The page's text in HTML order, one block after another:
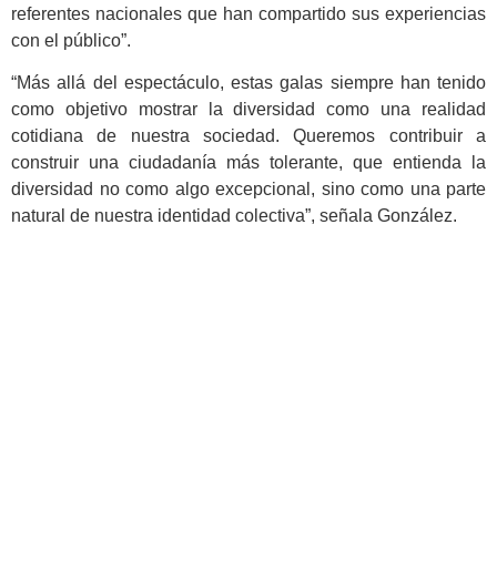
referentes nacionales que han compartido sus experiencias
con el público”.
“Más allá del espectáculo, estas galas siempre han tenido
como objetivo mostrar la diversidad como una realidad
cotidiana de nuestra sociedad. Queremos contribuir a
construir una ciudadanía más tolerante, que entienda la
diversidad no como algo excepcional, sino como una parte
natural de nuestra identidad colectiva”, señala González.